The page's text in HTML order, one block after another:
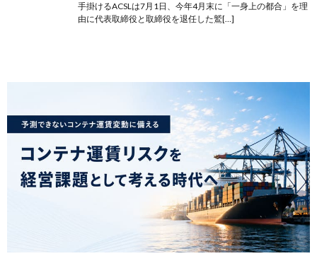
手掛けるACSLは7月1日、今年4月末に「一身上の都合」を理
由に代表取締役と取締役を退任した鷲[…]